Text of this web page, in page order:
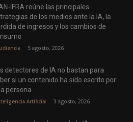
IFRA reúne las principales
de los medios ante la IA, la
de ingresos y los cambios de
5 agosto, 2026
detectores de IA no bastan para
si un contenido ha sido escrito por
persona
Artificial 3 agosto, 2026